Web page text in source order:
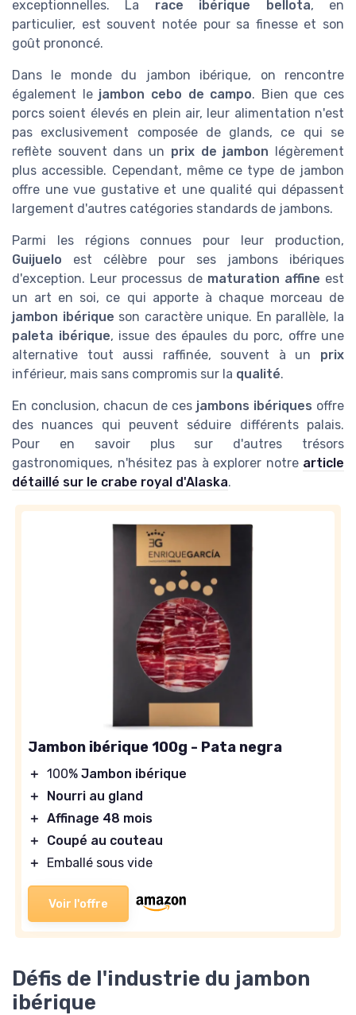
exceptionnelles. La race ibérique bellota, en
particulier, est souvent notée pour sa finesse et son
goût prononcé.
Dans le monde du jambon ibérique, on rencontre
également le jambon cebo de campo. Bien que ces
porcs soient élevés en plein air, leur alimentation n'est
pas exclusivement composée de glands, ce qui se
reflète souvent dans un prix de jambon légèrement
plus accessible. Cependant, même ce type de jambon
offre une vue gustative et une qualité qui dépassent
largement d'autres catégories standards de jambons.
Parmi les régions connues pour leur production,
Guijuelo est célèbre pour ses jambons ibériques
d'exception. Leur processus de maturation affine est
un art en soi, ce qui apporte à chaque morceau de
jambon ibérique son caractère unique. En parallèle, la
paleta ibérique, issue des épaules du porc, offre une
alternative tout aussi raffinée, souvent à un prix
inférieur, mais sans compromis sur la qualité.
En conclusion, chacun de ces jambons ibériques offre
des nuances qui peuvent séduire différents palais.
Pour en savoir plus sur d'autres trésors
gastronomiques, n'hésitez pas à explorer notre article
détaillé sur le crabe royal d'Alaska.
Jambon ibérique 100g - Pata negra
＋ 100% Jambon ibérique
＋
Nourri au gland
＋ Affinage 48 mois
＋
Coupé au couteau
＋
Emballé sous vide
Voir l'offre
Défis de l'industrie du jambon
ibérique